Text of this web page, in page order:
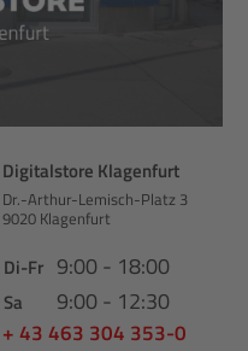
Digitalstore Klagenfurt
Dr.-Arthur-Lemisch-Platz 3
9020 Klagenfurt
Di-Fr 9:00 - 18:00
Sa 9:00 - 12:30
+ 43 463 304 353-0